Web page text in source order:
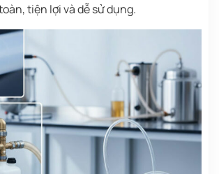
tiện lợi và dễ sử dụng.